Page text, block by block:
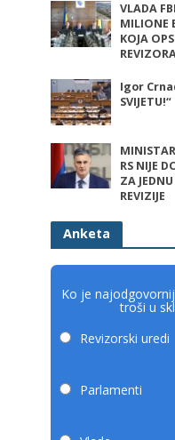
VLADA
MILIONE
KOJA
Igor
SVIJETU!“
RS NIJE
ZA
REVIZIJE
Anketa
Ko je
troši u
Revizorski uredi
Parlamenti